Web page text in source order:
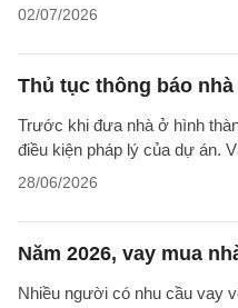
02/07/2026
Thủ tục thông báo
Trước khi đưa nhà ở hình
điều kiện pháp lý của dự án.
28/06/2026
Năm 2026, vay mua
Nhiều người có nhu cầu vay